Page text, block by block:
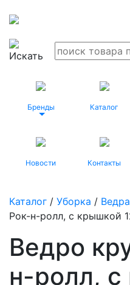
Бренды Каталог
Новости Контакты
Каталог / Уборка /
Рок-н-ролл, с крышкой
Ведро
н-ролл,